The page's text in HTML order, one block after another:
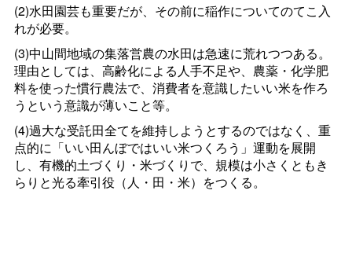
(2)水田園芸も重要だが、その前に稲作についてのてこ入
れが必要。
(3)中山間地域の集落営農の水田は急速に荒れつつある。
理由としては、高齢化による人手不足や、農薬・化学肥
料を使った慣行農法で、消費者を意識したいい米を作ろ
うという意識が薄いこと等。
(4)過大な受託田全てを維持しようとするのではなく、重
点的に「いい田んぼではいい米つくろう」運動を展開
し、有機的土づくり・米づくりで、規模は小さくともき
らりと光る牽引役（人・田・米）をつくる。